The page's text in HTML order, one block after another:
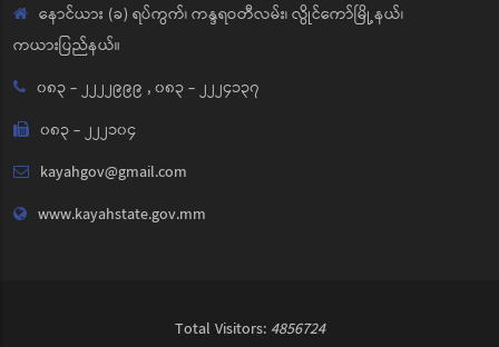
နောင်ယား (ခ) ရပ်ကွက်၊ ကန္ဒရဝတီလမ်း၊ လွိုင်ကော်မြို့နယ်၊
ကယားပြည်နယ်။
၀၈၃ - ၂၂၂၂၉၉၉ ,၀၈၃ - ၂၂၂၄၁၃၇
၀၈၃ - ၂၂၂၁၀၄
kayahgov@gmail.com
www.kayahstate.gov.mm
Total Visitors: 4856724